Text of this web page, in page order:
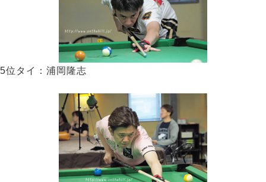
5位タイ：浦岡隆志